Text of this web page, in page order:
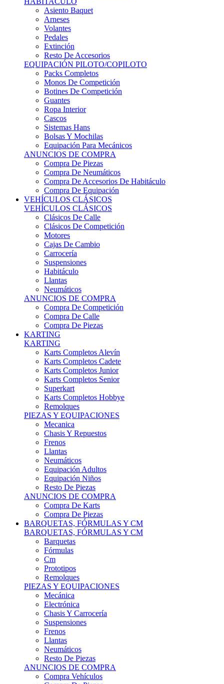
Asiento Baquet
Arneses
Volantes
Pedales
Extinción
Resto De Accesorios
EQUIPACIÓN PILOTO/COPILOTO
Packs Completos
Monos De Competición
Botines De Competición
Guantes
Ropa Interior
Cascos
Sistemas Hans
Bolsas Y Mochilas
Equipación Para Mecánicos
ANUNCIOS DE COMPRA
Compra De Piezas
Compra De Neumáticos
Compra De Accesorios De Habitáculo
Compra De Equipación
VEHÍCULOS CLÁSICOS
VEHÍCULOS CLÁSICOS
Clásicos De Calle
Clásicos De Competición
Motores
Cajas De Cambio
Carrocería
Suspensiones
Habitáculo
Llantas
Neumáticos
ANUNCIOS DE COMPRA
Compra De Competición
Compra De Calle
Compra De Piezas
KARTING
KARTING
Karts Completos Alevín
Karts Completos Cadete
Karts Completos Junior
Karts Completos Senior
Superkart
Karts Completos Hobbye
Remolques
PIEZAS Y EQUIPACIONES
Mecanica
Chasis Y Repuestos
Frenos
Llantas
Neumáticos
Equipación Adultos
Equipación Niños
Resto De Piezas
ANUNCIOS DE COMPRA
Compra De Karts
Compra De Piezas
BARQUETAS, FÓRMULAS Y CM
BARQUETAS, FÓRMULAS Y CM
Barquetas
Fórmulas
Cm
Prototipos
Remolques
PIEZAS Y EQUIPACIONES
Mecánica
Electrónica
Chasis Y Carrocería
Suspensiones
Frenos
Llantas
Neumáticos
Resto De Piezas
ANUNCIOS DE COMPRA
Compra Vehículos